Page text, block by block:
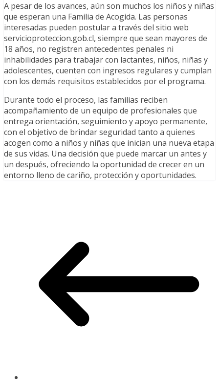
A pesar de los avances, aún son muchos los niños y niñas
que esperan una Familia de Acogida. Las personas
interesadas pueden postular a través del sitio web
servicioproteccion.gob.cl, siempre que sean mayores de
18 años, no registren antecedentes penales ni
inhabilidades para trabajar con lactantes, niños, niñas y
adolescentes, cuenten con ingresos regulares y cumplan
con los demás requisitos establecidos por el programa.
Durante todo el proceso, las familias reciben
acompañamiento de un equipo de profesionales que
entrega orientación, seguimiento y apoyo permanente,
con el objetivo de brindar seguridad tanto a quienes
acogen como a niños y niñas que inician una nueva etapa
de sus vidas. Una decisión que puede marcar un antes y
un después, ofreciendo la oportunidad de crecer en un
entorno lleno de cariño, protección y oportunidades.